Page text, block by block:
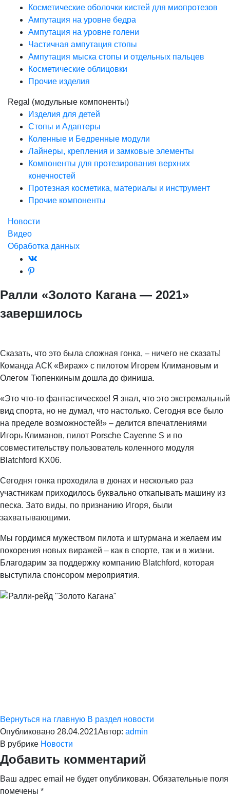
Косметические оболочки кистей для миопротезов
Ампутация на уровне бедра
Ампутация на уровне голени
Частичная ампутация стопы
Ампутация мыска стопы и отдельных пальцев
Косметические облицовки
Прочие изделия
Regal (модульные компоненты)
Изделия для детей
Стопы и Адаптеры
Коленные и Бедренные модули
Лайнеры, крепления и замковые элементы
Компоненты для протезирования верхних
конечностей
Протезная косметика, материалы и инструмент
Прочие компоненты
Новости
Видео
Обработка данных
Ралли «Золото Кагана — 2021»
завершилось
Сказать, что это была сложная гонка, – ничего не сказать!
Команда АСК «Вираж» с пилотом Игорем Климановым и
Олегом Тюпенкиным дошла до финиша.
«Это что-то фантастическое! Я знал, что это экстремальный
вид спорта, но не думал, что настолько. Сегодня все было
на пределе возможностей!» – делится впечатлениями
Игорь Климанов, пилот Porsche Cayenne S и по
совместительству пользователь коленного модуля
Blatchford KX06.
Сегодня гонка проходила в дюнах и несколько раз
участникам приходилось буквально откапывать машину из
песка. Зато виды, по признанию Игоря, были
захватывающими.
Мы гордимся мужеством пилота и штурмана и желаем им
покорения новых виражей – как в спорте, так и в жизни.
Благодарим за поддержку компанию Blatchford, которая
выступила спонсором мероприятия.
Вернуться на главную В раздел новости
Опубликовано 28.04.2021Автор: admin
В рубрике Новости
Добавить комментарий
Ваш адрес email не будет опубликован. Обязательные поля
помечены *